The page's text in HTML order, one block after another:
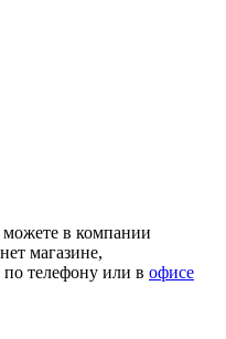
в компании
магазине,
телефону или в офисе